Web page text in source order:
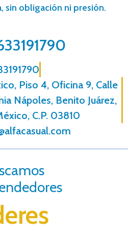
sin obligación ni presión.
Piso 4, Oficina 9, Calle
Nápoles, Benito Juárez,
C.P. 03810